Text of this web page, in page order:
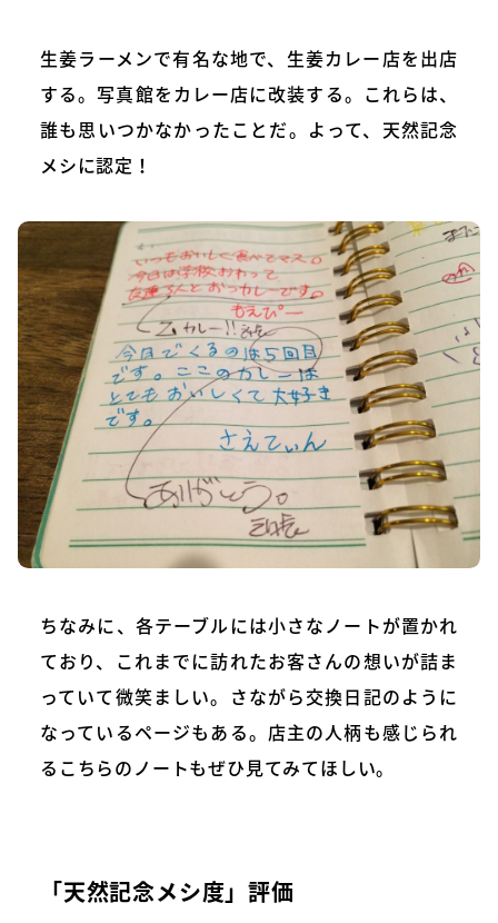
生姜ラーメンで有名な地で、生姜カレー店を出店
する。写真館をカレー店に改装する。これらは、
誰も思いつかなかったことだ。よって、天然記念
メシに認定！
ちなみに、各テーブルには小さなノートが置かれ
ており、これまでに訪れたお客さんの想いが詰ま
っていて微笑ましい。さながら交換日記のように
なっているページもある。店主の人柄も感じられ
るこちらのノートもぜひ見てみてほしい。
「天然記念メシ度」評価